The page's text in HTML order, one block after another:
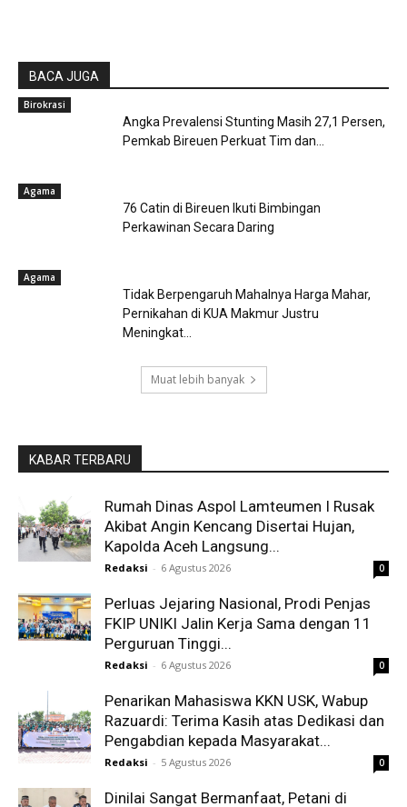
BACA JUGA
Birokrasi
Angka Prevalensi Stunting Masih 27,1 Persen,
Pemkab Bireuen Perkuat Tim dan...
Agama
76 Catin di Bireuen Ikuti Bimbingan
Perkawinan Secara Daring
Agama
Tidak Berpengaruh Mahalnya Harga Mahar,
Pernikahan di KUA Makmur Justru
Meningkat...
Muat lebih banyak
KABAR TERBARU
Rumah Dinas Aspol Lamteumen I Rusak
Akibat Angin Kencang Disertai Hujan,
Kapolda Aceh Langsung...
Redaksi - 6 Agustus 2026 0
Perluas Jejaring Nasional, Prodi Penjas
FKIP UNIKI Jalin Kerja Sama dengan 11
Perguruan Tinggi...
Redaksi - 6 Agustus 2026 0
Penarikan Mahasiswa KKN USK, Wabup
Razuardi: Terima Kasih atas Dedikasi dan
Pengabdian kepada Masyarakat...
Redaksi - 5 Agustus 2026 0
Dinilai Sangat Bermanfaat, Petani di